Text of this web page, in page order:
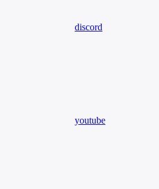
discord
youtube